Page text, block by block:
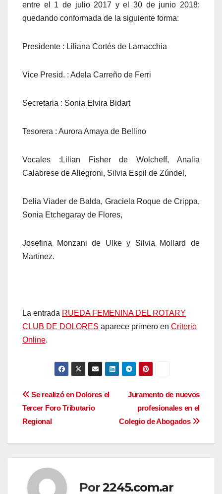
entre el 1 de julio 2017 y el 30 de junio 2018;
quedando conformada de la siguiente forma:
Presidente : Liliana Cortés de Lamacchia
Vice Presid. : Adela Carreño de Ferri
Secretaria : Sonia Elvira Bidart
Tesorera : Aurora Amaya de Bellino
Vocales :Lilian Fisher de Wolcheff, Analia
Calabrese de Allegroni, Silvia Espil de Zúndel,
Delia Viader de Balda, Graciela Roque de Crippa,
Sonia Etchegaray de Flores,
Josefina Monzani de Ulke y Silvia Mollard de
Martínez.
La entrada RUEDA FEMENINA DEL ROTARY
CLUB DE DOLORES aparece primero en Criterio
Online.
Navegación
de
entradas
Juramento de nuevos
profesionales en el
Colegio de Abogados
Se realizó en Dolores el
Tercer Foro Tributario
Regional
Por2245.com.ar